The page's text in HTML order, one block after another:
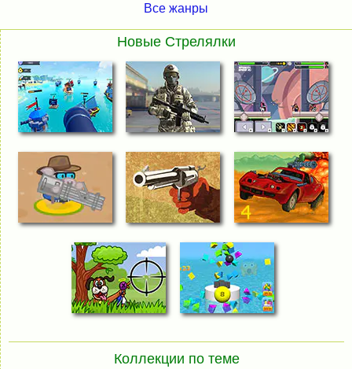
Все жанры
Новые Стрелялки
Коллекции по теме